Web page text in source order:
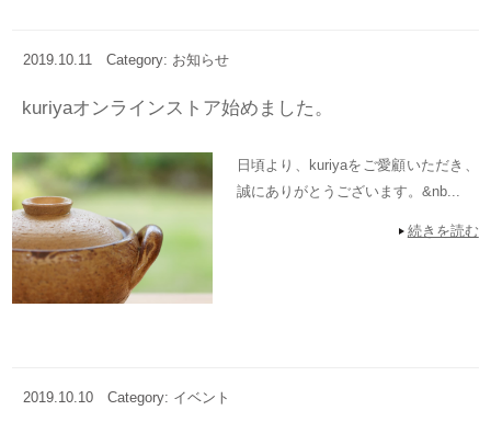
2019.10.11 Category: お知らせ
kuriyaオンラインストア始めました。
日頃より、kuriyaをご愛顧いただき、
誠にありがとうございます。&nb...
続きを読む
2019.10.10 Category: イベント